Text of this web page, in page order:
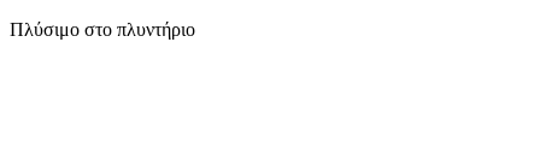
Πλύσιμο στο πλυντήριο